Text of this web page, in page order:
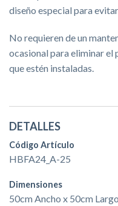
diseño especial para
No requieren de un
ocasional para eliminar el
que estén instaladas.
DETALLES
Código Artículo
HBFA24_A-25
Dimensiones
50cm Ancho x 50cm